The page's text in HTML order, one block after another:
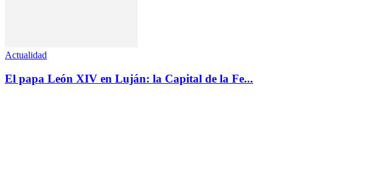
Actualidad
El papa León XIV en Luján: la Capital de la Fe...